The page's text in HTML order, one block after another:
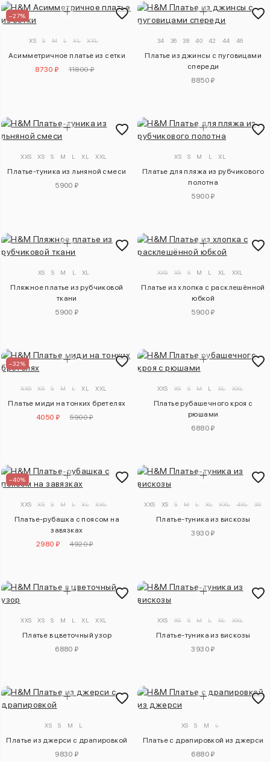
–27%
XS S M L XL XXL
Асимметричное платье из сетки
8730 ₽
11800 ₽
34 36 38 40 42 44 46
Платье из джинсы с пуговицами
спереди
8850 ₽
XXS XS S M L XL XXL
Платье-туника из льняной смеси
5900 ₽
XS S M L XL
Платье для пляжа из рубчикового
полотна
5900 ₽
XS S M L XL
Пляжное платье из рубчиковой
ткани
5900 ₽
XXS XS S M L XL XXL
Платье из хлопка с расклешённой
юбкой
5900 ₽
–32%
XXS XS S M L XL XXL
Платье миди на тонких бретелях
4050 ₽
5900 ₽
XXS XS S M L XL XXL
Платье рубашечного кроя с
рюшами
6880 ₽
–40%
XXS XS S M L XL XXL
Платье-рубашка с поясом на
завязках
2980 ₽
4920 ₽
XXS XS S M L XL XXL 4XL 3XL
Платье-туника из вискозы
3930 ₽
XXS XS S M L XL XXL
Платье в цветочный узор
6880 ₽
XXS XS S M L XL XXL
Платье-туника из вискозы
3930 ₽
XS S M L
Платье из джерси с драпировкой
9830 ₽
XS S M L
Платье с драпировкой из джерси
6880 ₽